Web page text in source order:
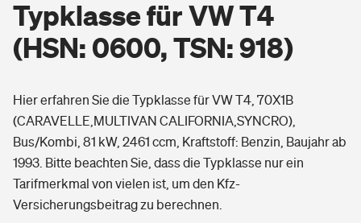
Berufsunfähigkeitsversicherung
Erwerbsunfähigkeitsversicherung
Grundfähigkeitsversicherung
Arbeitsrechtsschutz
Berufshaftpflichtversicherung
Wohnen
Photovoltaik
Freizeit
Pri­vate Haft­pflicht­
Rechts­schutz­ver­si­che­rung
Gesundheit
Typklasse für VW T4
(HSN: 0600, TSN: 918)
Hier erfahren Sie die Typklasse für VW T4, 70X1B
(CARAVELLE,MULTIVAN CALIFORNIA,SYNCRO),
Bus/Kombi, 81 kW, 2461 ccm, Kraftstoff: Benzin, Baujahr ab
1993. Bitte beachten Sie, dass die Typklasse nur ein
Tarifmerkmal von vielen ist, um den Kfz-
Versicherungsbeitrag zu berechnen.